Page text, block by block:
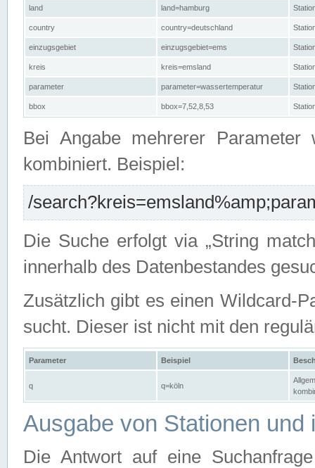
land land=hamburg
country country=deutschland
einzugsgebiet einzugsgebiet=ems
kreis kreis=emsland
parameter parameter=wassertemperatur
bbox bbox=7,52,8,53
Bei Angabe mehrerer Parameter
kombiniert. Beispiel:
/
Die Suche erfolgt via „String
innerhalb des Datenbestandes
Zusätzlich gibt es einen Wildcard-
sucht. Dieser ist nicht mit den
Parameter Beispiel
q q=köln
Ausgabe von Stationen und
Die Antwort auf eine